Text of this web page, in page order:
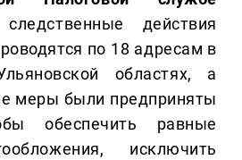
действия
по 18 адресам в
областях, а
меры были предприняты
обеспечить равные
исключить